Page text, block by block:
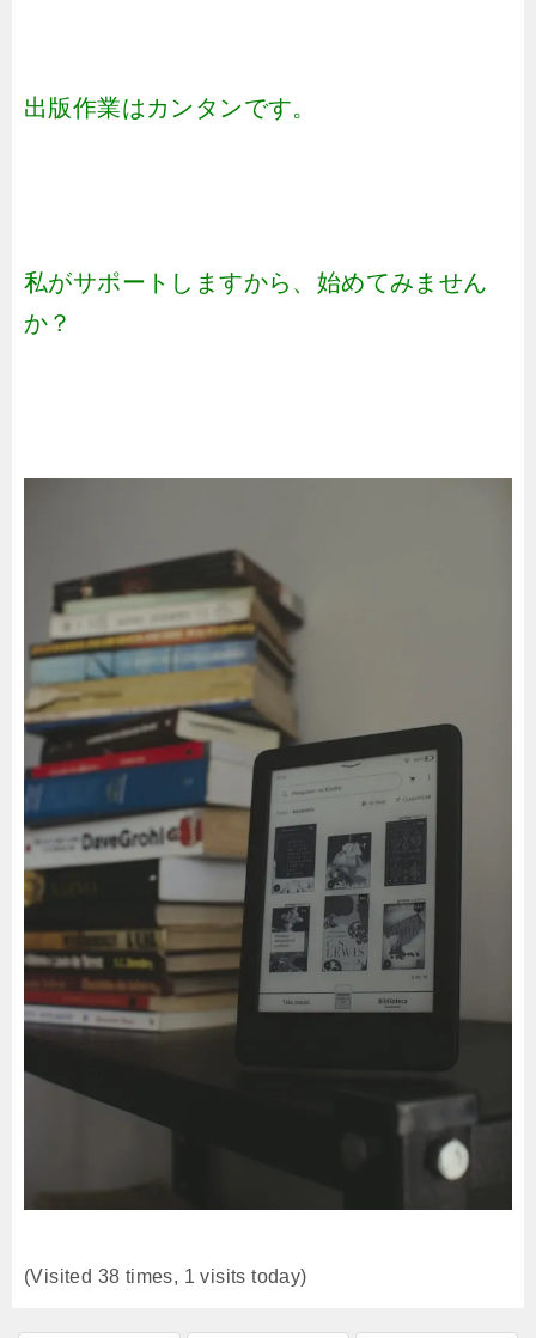
出版作業はカンタンです。
私がサポートしますから、始めてみません
か？
(Visited 38 times, 1 visits today)